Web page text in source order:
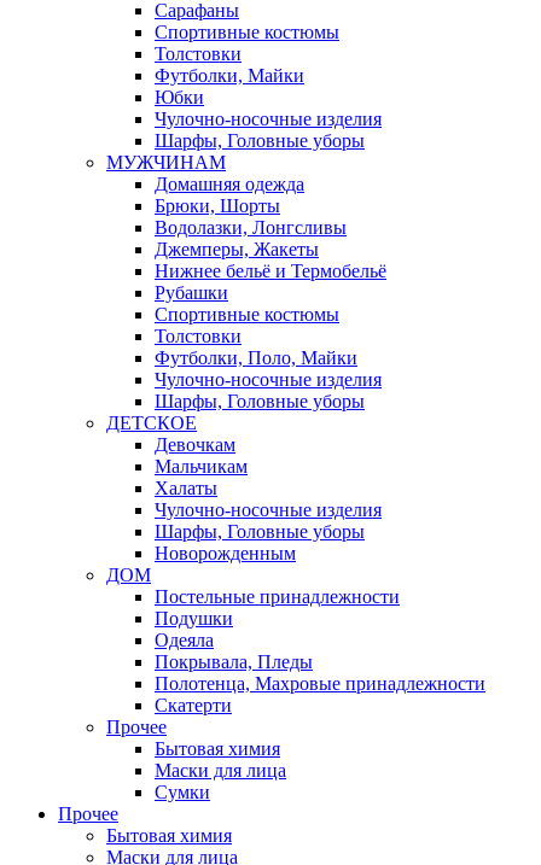
Сарафаны
Спортивные костюмы
Толстовки
Футболки, Майки
Юбки
Чулочно-носочные изделия
Шарфы, Головные уборы
МУЖЧИНАМ
Домашняя одежда
Брюки, Шорты
Водолазки, Лонгсливы
Джемперы, Жакеты
Нижнее бельё и Термобельё
Рубашки
Спортивные костюмы
Толстовки
Футболки, Поло, Майки
Чулочно-носочные изделия
Шарфы, Головные уборы
ДЕТСКОЕ
Девочкам
Мальчикам
Халаты
Чулочно-носочные изделия
Шарфы, Головные уборы
Новорожденным
ДОМ
Постельные принадлежности
Подушки
Одеяла
Покрывала, Пледы
Полотенца, Махровые принадлежности
Скатерти
Прочее
Бытовая химия
Маски для лица
Сумки
Прочее
Бытовая химия
Маски для лица